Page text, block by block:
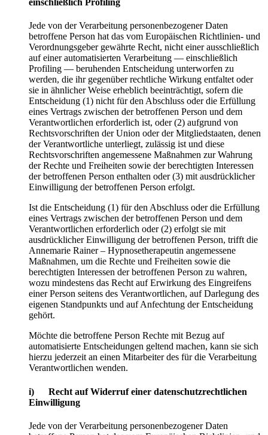
einschließlich Profiling
Jede von der Verarbeitung personenbezogener Daten
betroffene Person hat das vom Europäischen Richtlinien- und
Verordnungsgeber gewährte Recht, nicht einer ausschließlich
auf einer automatisierten Verarbeitung — einschließlich
Profiling — beruhenden Entscheidung unterworfen zu
werden, die ihr gegenüber rechtliche Wirkung entfaltet oder
sie in ähnlicher Weise erheblich beeinträchtigt, sofern die
Entscheidung (1) nicht für den Abschluss oder die Erfüllung
eines Vertrags zwischen der betroffenen Person und dem
Verantwortlichen erforderlich ist, oder (2) aufgrund von
Rechtsvorschriften der Union oder der Mitgliedstaaten, denen
der Verantwortliche unterliegt, zulässig ist und diese
Rechtsvorschriften angemessene Maßnahmen zur Wahrung
der Rechte und Freiheiten sowie der berechtigten Interessen
der betroffenen Person enthalten oder (3) mit ausdrücklicher
Einwilligung der betroffenen Person erfolgt.
Ist die Entscheidung (1) für den Abschluss oder die Erfüllung
eines Vertrags zwischen der betroffenen Person und dem
Verantwortlichen erforderlich oder (2) erfolgt sie mit
ausdrücklicher Einwilligung der betroffenen Person, trifft die
Annemarie Rainer – Hypnosetherapeutin angemessene
Maßnahmen, um die Rechte und Freiheiten sowie die
berechtigten Interessen der betroffenen Person zu wahren,
wozu mindestens das Recht auf Erwirkung des Eingreifens
einer Person seitens des Verantwortlichen, auf Darlegung des
eigenen Standpunkts und auf Anfechtung der Entscheidung
gehört.
Möchte die betroffene Person Rechte mit Bezug auf
automatisierte Entscheidungen geltend machen, kann sie sich
hierzu jederzeit an einen Mitarbeiter des für die Verarbeitung
Verantwortlichen wenden.
i) Recht auf Widerruf einer datenschutzrechtlichen
Einwilligung
Jede von der Verarbeitung personenbezogener Daten